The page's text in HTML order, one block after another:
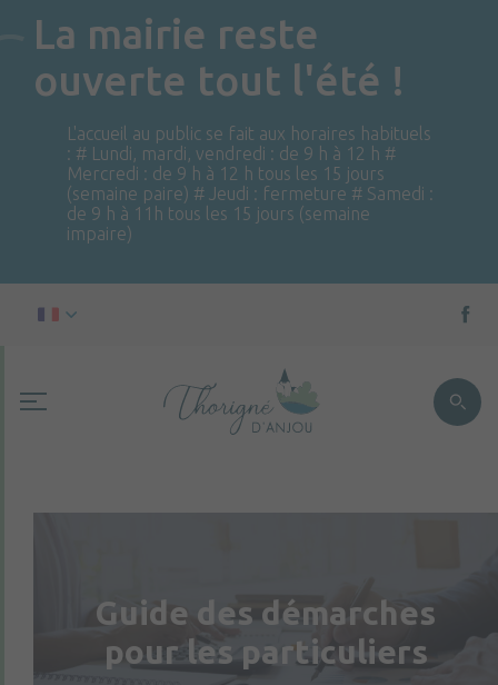
La mairie reste
ouverte tout l'été !
L'accueil au public se fait aux horaires habituels
: # Lundi, mardi, vendredi : de 9 h à 12 h #
Mercredi : de 9 h à 12 h tous les 15 jours
(semaine paire) # Jeudi : fermeture # Samedi :
de 9 h à 11h tous les 15 jours (semaine
impaire)
Guide des démarches
pour les particuliers